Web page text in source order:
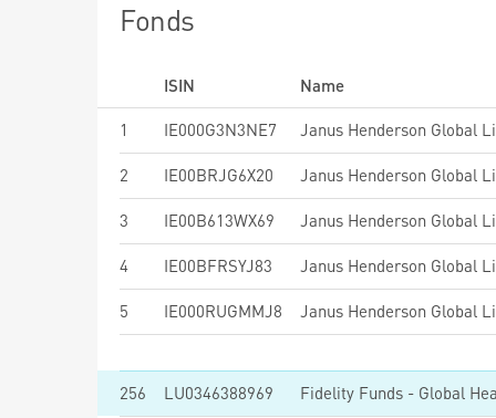
Fonds
ISIN
Name
1
IE000G3N3NE7 Janus Henderson Global
2 IE00BRJG6X20 Janus Henderson Global
3 IE00B613WX69 Janus Henderson Global
4 IE00BFRSYJ83 Janus Henderson Global
5 IE000RUGMMJ8 Janus Henderson Global
256 LU0346388969 Fidelity Funds - Global